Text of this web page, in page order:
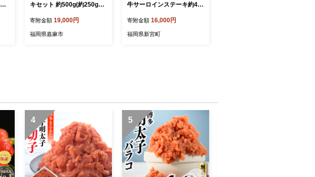
キセット 約500g(約250g×2
寄附金額 19,000円
福岡県嘉麻市
牛サーロインステーキ約45
牛】
寄附金額 16,000円
福岡県新宮町
4 5